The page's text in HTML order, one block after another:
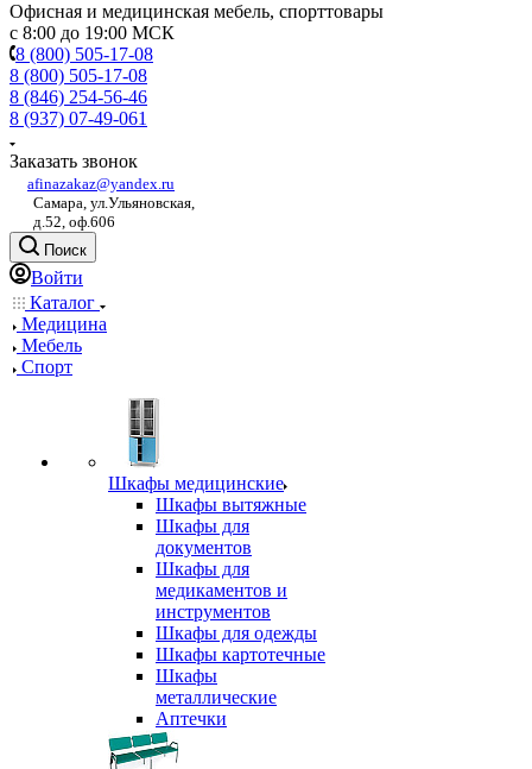
Офисная и медицинская мебель, спорттовары
с 8:00 до 19:00 МСК
8 (800) 505-17-08
8 (800) 505-17-08
8 (846) 254-56-46
8 (937) 07-49-061
Заказать звонок
afinazakaz@yandex.ru
Самара, ул.Ульяновская,
д.52, оф.606
Поиск
Войти
Каталог
Медицина
Мебель
Спорт
Шкафы медицинские
Шкафы вытяжные
Шкафы для
документов
Шкафы для
медикаментов и
инструментов
Шкафы для одежды
Шкафы картотечные
Шкафы
металлические
Аптечки